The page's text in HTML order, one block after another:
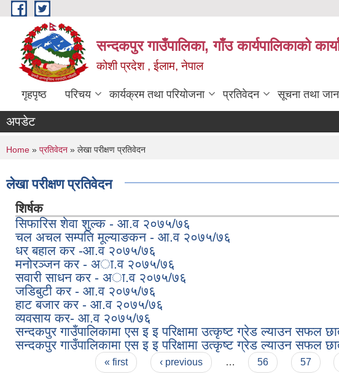
Skip to main content
सन्दकपुर गाउँपालिका, गाँउ कार्यपालिकाको
कोशी प्रदेश , ईलाम, नेपाल
गृहपृष्ठ परिचय कार्यक्रम तथा परियोजना प्रतिवेदन सूचना तथा
अपडेट
You are here
Home » प्रतिवेदन » लेखा परीक्षण प्रतिवेदन
लेखा परीक्षण प्रतिवेदन
शिर्षक
सिफारिस शेवा शुल्क - आ.व २०७५/७६
चल अचल सम्पति मूल्याङकन - आ.व २०७५/७६
धर बहाल कर -आ.व २०७५/७६
मनोरञ्जन कर - अा.व २०७५/७६
सवारी साधन कर - अा.व २०७५/७६
जडिबुटी कर - आ.व २०७५/७६
हाट बजार कर - आ.व २०७५/७६
व्यवसाय कर- आ.व २०७५/७६
सन्दकपुर गाउँपालिकामा एस इ इ परिक्षामा उत्कृष्ट ग्रेड ल्याउन सफल
सन्दकपुर गाउँपालिकामा एस इ इ परिक्षामा उत्कृष्ट ग्रेड ल्याउन सफल
« first ‹ previous … 56 57